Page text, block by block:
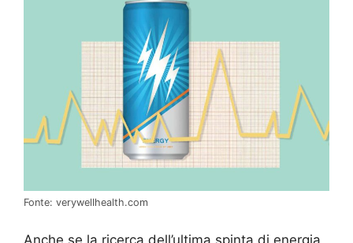
Fonte: verywellhealth.com
Anche se la ricerca dell’ultima spinta di energia